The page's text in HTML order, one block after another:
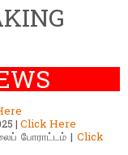
| Click Here
போராட்டம் | Click